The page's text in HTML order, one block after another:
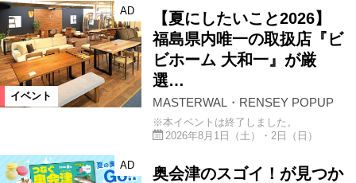
イベント
AD
【夏にしたいこと2026】
福島県内唯一の取扱店『ビ
ビホーム 大和一』が厳
選…
MASTERWAL・RENSEY POPUP
※本イベントは終了しました。
2026年8月1日（土）・2日（日）
AD
奥会津のスゴイ！が見つか